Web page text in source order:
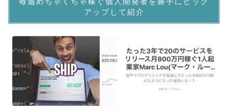
アップして紹介